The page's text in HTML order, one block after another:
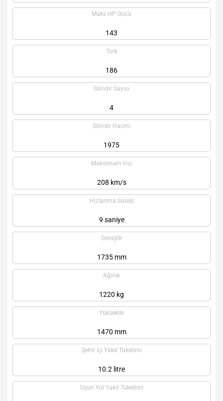
Maks HP Gücü
143
Tork
186
Silindir Sayısı
4
Silindir Hacmi
1975
Maksimum Hız
208 km/s
Hızlanma Süresi
9 saniye
Genişlik
1735 mm
Ağırlık
1220 kg
Yükseklik
1470 mm
Şehir İçi Yakıt Tüketimi
10.2 litre
Uzun Yol Yakıt Tüketimi